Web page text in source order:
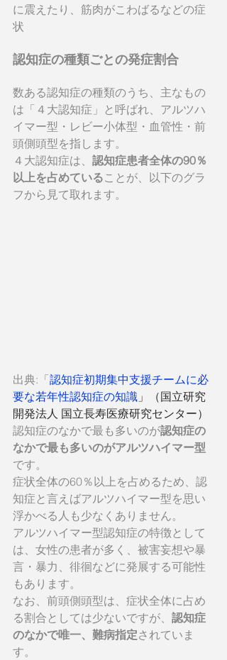
に震えたり、筋肉がこわばるなどの症
状
認知症の種類ごとの発症割合
数ある認知症の種類のうち、主なもの
は「４大認知症」と呼ばれ、アルツハ
イマー型・レビー小体型・血管性・前
頭側頭型を指します。
４大認知症は、 認知症患者全体の90％
以上を占めていることが、以下のグラ
フから見て取れます。
出典:「認知症初期集中支援チームに必
要な若年性認知症の知識 」（国立研究
開発法人 国立長寿医療研究センター）
認知症のなかで最も多いのが認知症の
なかで最も多いのがアルツハイマー型
です。
症状全体の60％以上を占めるため、認
知症と言えばアルツハイマー型を思い
浮かべる人も少なくありません。
アルツハイマー型認知症の特徴として
は、女性の患者が多く、被害妄想や暴
言・暴力、徘徊などに発展する可能性
もあります。
なお、前頭側頭型は、症状全体に占め
る割合としては少ないですが、 認知症
のなかで唯一、難病指定されていま
す。